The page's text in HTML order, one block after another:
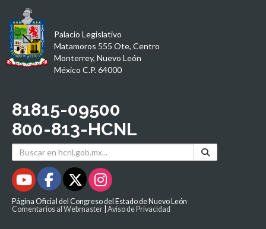
Palacio Legislativo
Matamoros 555 Ote, Centro
Monterrey, Nuevo León
México C.P. 64000
81815-09500
800-813-HCNL
Página Oficial del Congreso del Estado de Nuevo León
Comentarios al Webmaster Aviso de Privacidad